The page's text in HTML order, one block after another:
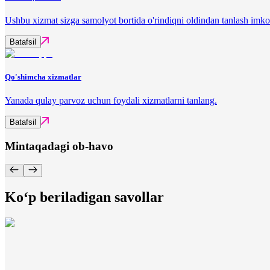
Ushbu xizmat sizga samolyot bortida o'rindiqni oldindan tanlash
Batafsil
Qo'shimcha xizmatlar
Yanada qulay parvoz uchun foydali xizmatlarni tanlang.
Batafsil
Mintaqadagi ob-havo
Ko‘p beriladigan savollar